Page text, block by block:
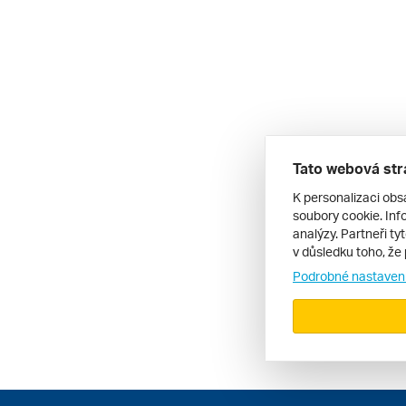
Tato webová
K personalizaci
soubory cookie.
analýzy. Partneři
v důsledku toho,
Podrobné